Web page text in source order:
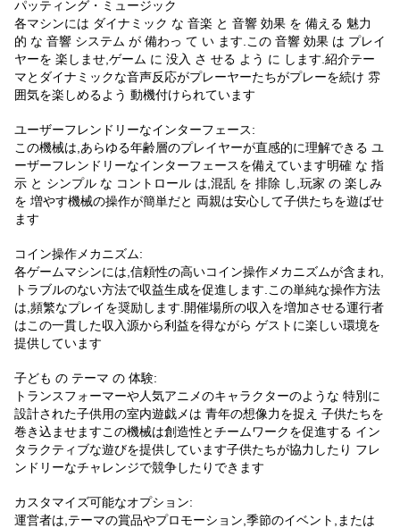
パッティング・ミュージック
各マシンには ダイナミック な 音楽 と 音響 効果 を 備える 魅力
的 な 音響 システム が 備わっ て い ます.この 音響 効果 は プレイ
ヤーを 楽しませ,ゲーム に 没入 さ せる よう に します.紹介テー
マとダイナミックな音声反応がプレーヤーたちがプレーを続け 雰
囲気を楽しめるよう 動機付けられています
ユーザーフレンドリーなインターフェース:
この機械は,あらゆる年齢層のプレイヤーが直感的に理解できる ユ
ーザーフレンドリーなインターフェースを備えています明確 な 指
示 と シンプル な コントロール は,混乱 を 排除 し,玩家 の 楽しみ
を 増やす機械の操作が簡単だと 両親は安心して子供たちを遊ばせ
ます
コイン操作メカニズム:
各ゲームマシンには,信頼性の高いコイン操作メカニズムが含まれ,
トラブルのない方法で収益生成を促進します.この単純な操作方法
は,頻繁なプレイを奨励します.開催場所の収入を増加させる運行者
はこの一貫した収入源から利益を得ながら ゲストに楽しい環境を
提供しています
子ども の テーマ の 体験:
トランスフォーマーや人気アニメのキャラクターのような 特別に
設計された子供用の室内遊戯メは 青年の想像力を捉え 子供たちを
巻き込ませますこの機械は創造性とチームワークを促進する イン
タラクティブな遊びを提供しています子供たちが協力したり フレ
ンドリーなチャレンジで競争したりできます
カスタマイズ可能なオプション:
運営者は,テーマの賞品やプロモーション,季節のイベント,または